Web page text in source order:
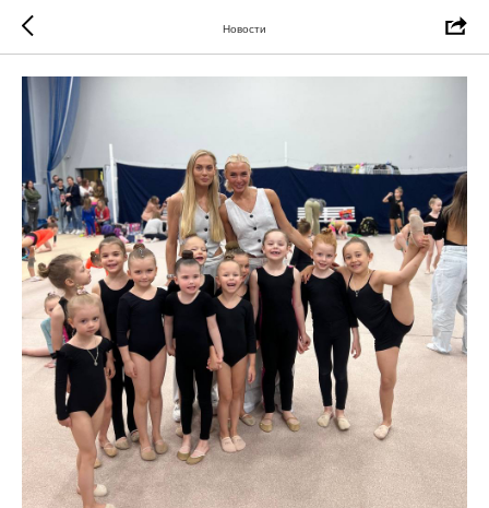
Новости